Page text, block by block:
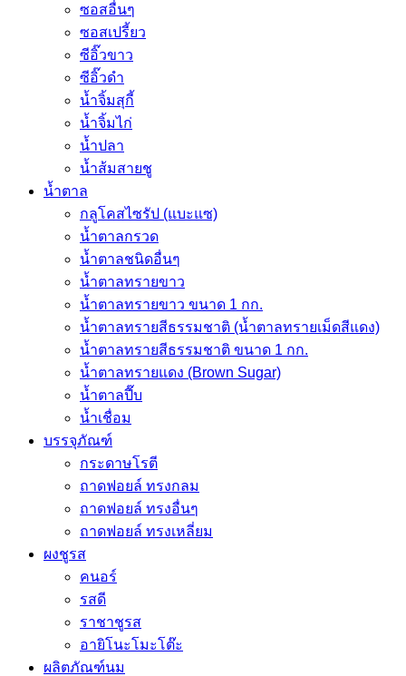
ซอสอื่นๆ
ซอสเปรี้ยว
ซีอิ๊วขาว
ซีอิ๊วดำ
น้ำจิ้มสุกี้
น้ำจิ้มไก่
น้ำปลา
น้ำส้มสายชู
น้ำตาล
กลูโคสไซรัป (แบะแซ)
น้ำตาลกรวด
น้ำตาลชนิดอื่นๆ
น้ำตาลทรายขาว
น้ำตาลทรายขาว ขนาด 1 กก.
น้ำตาลทรายสีธรรมชาติ (น้ำตาลทรายเม็ดสีแดง)
น้ำตาลทรายสีธรรมชาติ ขนาด 1 กก.
น้ำตาลทรายแดง (Brown Sugar)
น้ำตาลปี๊บ
น้ำเชื่อม
บรรจุภัณฑ์
กระดาษโรตี
ถาดฟอยล์ ทรงกลม
ถาดฟอยล์ ทรงอื่นๆ
ถาดฟอยล์ ทรงเหลี่ยม
ผงชูรส
คนอร์
รสดี
ราชาชูรส
อายิโนะโมะโต๊ะ
ผลิตภัณฑ์นม